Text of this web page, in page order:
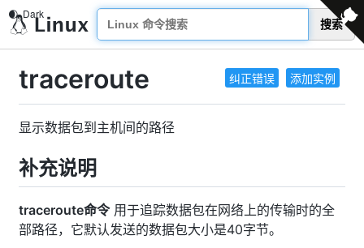
搜索
纠正错误 添加实例
traceroute
显示数据包到主机间的路径
补充说明
traceroute命令用于追踪数据包在网络上的传输时的全
部路径，它默认发送的数据包大小是40字节。